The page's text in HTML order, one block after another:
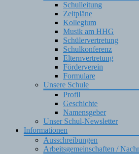
Schulleitung
Zeitpläne
Kollegium
Musik am HHG
Schülervertretung
Schulkonferenz
Elternvertretung
Förderverein
Formulare
Unsere Schule
Profil
Geschichte
Namensgeber
Unser Schul-Newsletter
Informationen
Ausschreibungen
Arbeitsgemeinschaften /